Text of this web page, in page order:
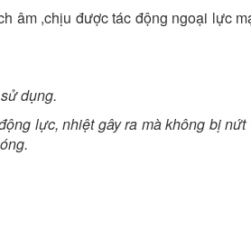
âm ,chịu được tác động ngoại lực
dụng.
lực, nhiệt gây ra mà không bị